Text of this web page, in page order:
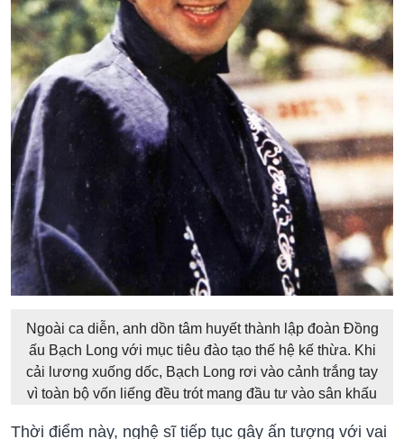
Ngoài ca diễn, anh dồn tâm huyết thành lập đoàn Đồng
ấu Bạch Long với mục tiêu đào tạo thế hệ kế thừa. Khi
cải lương xuống dốc, Bạch Long rơi vào cảnh trắng tay
vì toàn bộ vốn liếng đều trót mang đầu tư vào sân khấu
Thời điểm này, nghệ sĩ tiếp tục gây ấn tượng với vai